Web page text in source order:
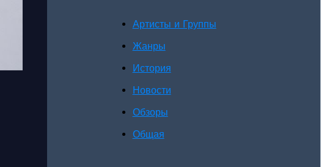
Артисты и Группы
Жанры
История
Новости
Обзоры
Общая